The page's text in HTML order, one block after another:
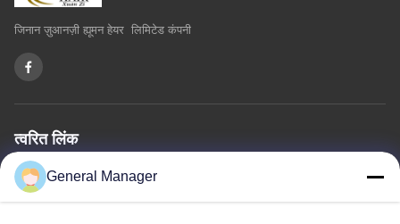
जिनान ज़ुआनज़ी ह्यूमन हेयर लिमिटेड कंपनी
त्वरित लिंक
घरहमारे बारे मेंउत्पादोंहमसे संपर्क करें
General Manager